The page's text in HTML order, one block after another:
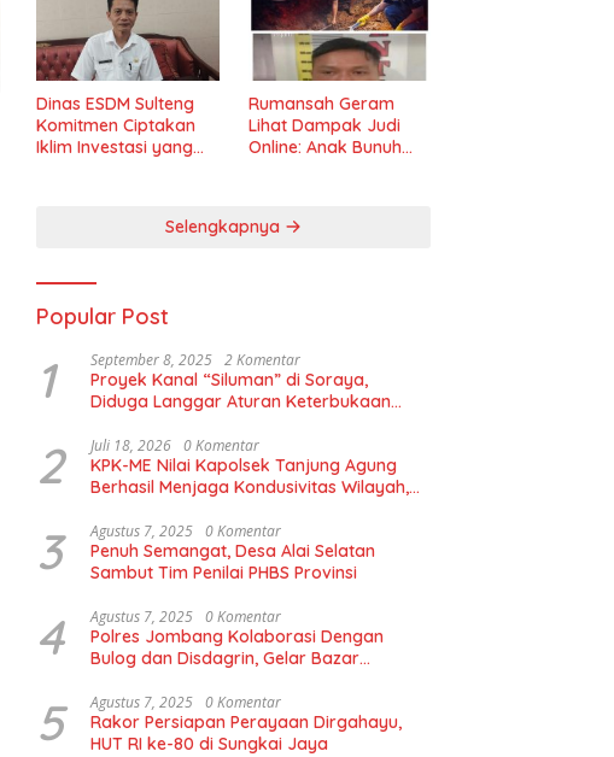
Dinas ESDM Sulteng
Komitmen Ciptakan
Iklim Investasi yang
Rumansah Geram
Lihat Dampak Judi
Online: Anak Bunuh
Selengkapnya
Popular Post
1 September 8, 2025 2 Komentar
Proyek Kanal “Siluman” di Soraya,
Diduga Langgar Aturan Keterbukaan
2 Juli 18, 2026 0 Komentar
KPK-ME Nilai Kapolsek Tanjung Agung
Berhasil Menjaga Kondusivitas Wilayah,
Langsung
3 Agustus 7, 2025 0 Komentar
Penuh Semangat, Desa Alai Selatan
Sambut Tim Penilai PHBS Provinsi
4 Agustus 7, 2025 0 Komentar
Polres Jombang Kolaborasi Dengan
Bulog dan Disdagrin, Gelar Bazar
5 Agustus 7, 2025 0 Komentar
Rakor Persiapan Perayaan Dirgahayu,
HUT RI ke-80 di Sungkai Jaya